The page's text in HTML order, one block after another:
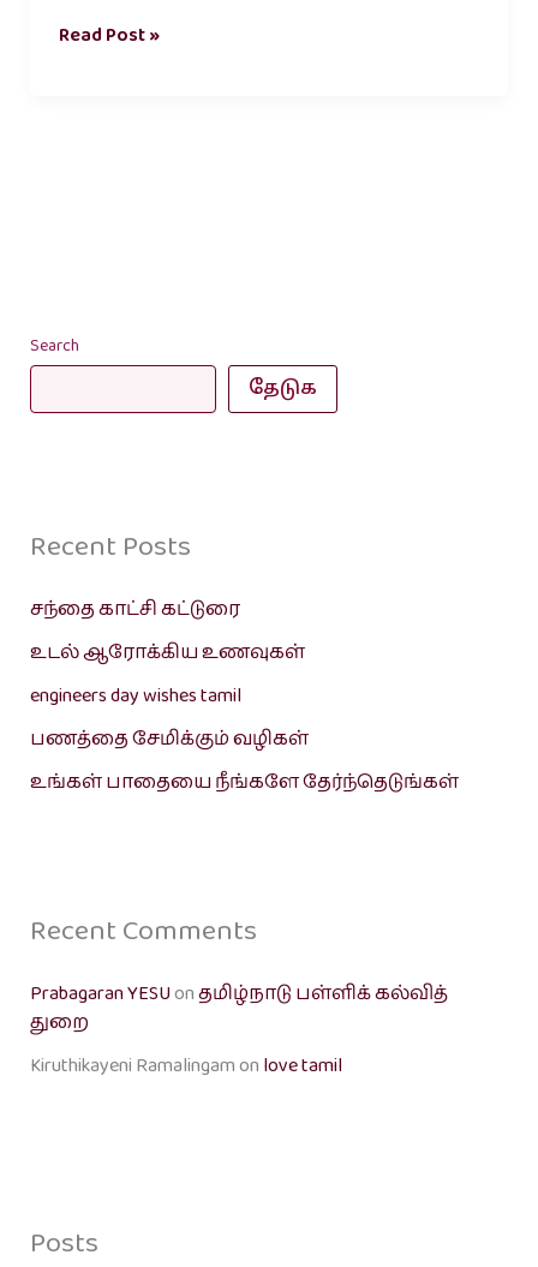
Read Post »
Search
தேடுக
Recent Posts
சந்தை காட்சி கட்டுரை
உடல் ஆரோக்கிய உணவுகள்
engineers day wishes tamil
பணத்தை சேமிக்கும் வழிகள்
உங்கள் பாதையை நீங்களே தேர்ந்தெடுங்கள்
Recent Comments
Prabagaran YESUonதமிழ்நாடு பள்ளிக் கல்வித்
துறை
Kiruthikayeni Ramalingamon love tamil
Posts